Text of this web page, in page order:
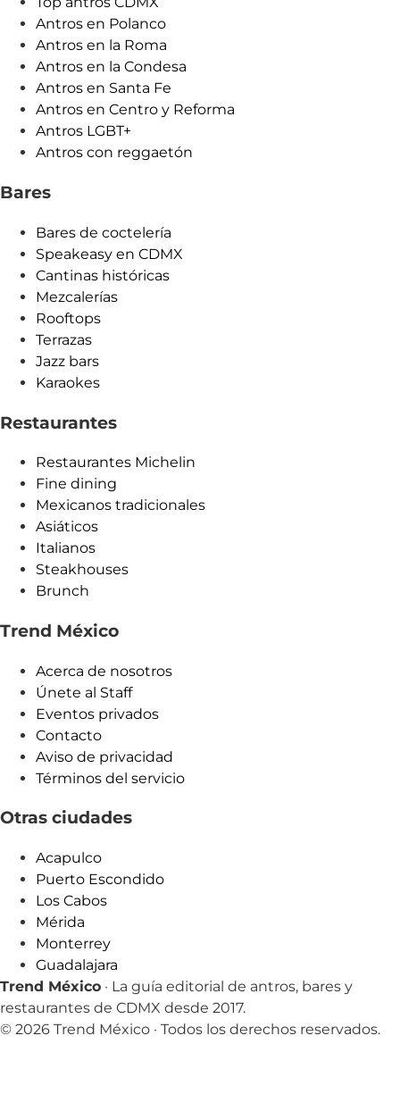
Antros en Polanco
Antros en la Roma
Antros en la Condesa
Antros en Santa Fe
Antros en Centro y Reforma
Antros LGBT+
Antros con reggaetón
Bares
Bares de coctelería
Speakeasy en CDMX
Cantinas históricas
Mezcalerías
Rooftops
Terrazas
Jazz bars
Karaokes
Restaurantes
Restaurantes Michelin
Fine dining
Mexicanos tradicionales
Asiáticos
Italianos
Steakhouses
Brunch
Trend México
Acerca de nosotros
Únete al Staff
Eventos privados
Contacto
Aviso de privacidad
Términos del servicio
Otras ciudades
Acapulco
Puerto Escondido
Los Cabos
Mérida
Monterrey
Guadalajara
Trend México · La guía editorial de antros, bares y
restaurantes de CDMX desde 2017.
© 2026 Trend México · Todos los derechos reservados.